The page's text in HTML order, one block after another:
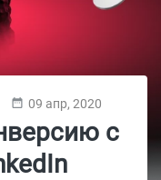
09 апр, 2020
с